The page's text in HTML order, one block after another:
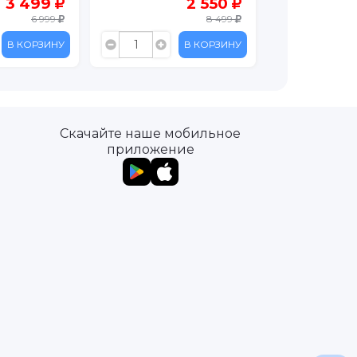
8 499
В КОРЗИНУ
3 999
В КОРЗИНУ
Скачайте наше мобильное
приложение